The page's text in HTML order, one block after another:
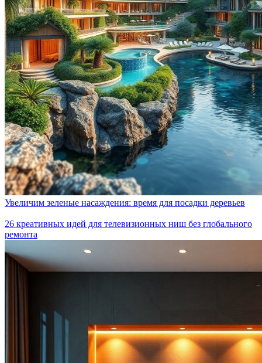
Увеличим зеленые насаждения: время для посадки деревьев
26 креативных идей для телевизионных ниш без глобального
ремонта